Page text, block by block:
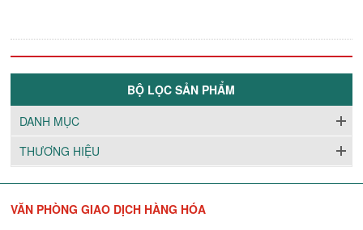
BỘ LỌC SẢN PHẨM
DANH MỤC
THƯƠNG HIỆU
VĂN PHÒNG GIAO DỊCH HÀNG HÓA